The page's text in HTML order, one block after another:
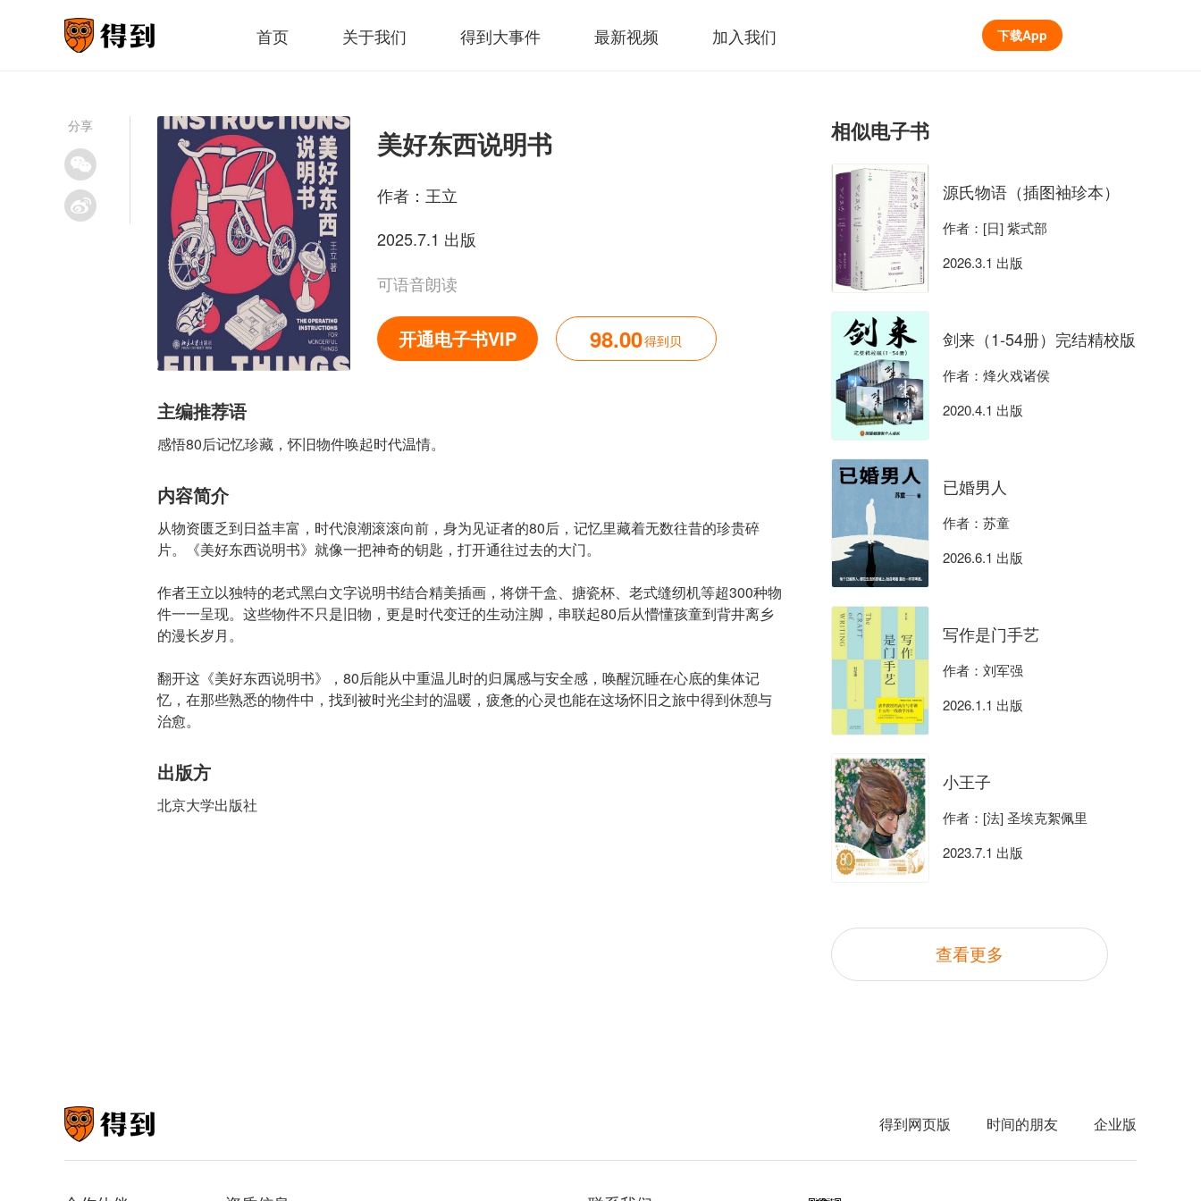
首页 关于我们 得到大事件 最新视频 加入我们 下载App
分享
美好东西说明书
作者： 王立
2025.7.1 出版
可语音朗读
开通电子书VIP 98.00得到贝
主编推荐语
感悟80后记忆珍藏，怀旧物件唤起时代温情。
内容简介
从物资匮乏到日益丰富，时代浪潮滚滚向前，身为见证者的80后，记忆里藏着无数往昔的珍贵碎
片。《美好东西说明书》就像一把神奇的钥匙，打开通往过去的大门。
作者王立以独特的老式黑白文字说明书结合精美插画，将饼干盒、搪瓷杯、老式缝纫机等超300种物
件一一呈现。这些物件不只是旧物，更是时代变迁的生动注脚，串联起80后从懵懂孩童到背井离乡
的漫长岁月。
翻开这《美好东西说明书》，80后能从中重温儿时的归属感与安全感，唤醒沉睡在心底的集体记
忆，在那些熟悉的物件中，找到被时光尘封的温暖，疲惫的心灵也能在这场怀旧之旅中得到休憩与
治愈。
出版方
北京大学出版社
相似电子书
源氏物语（插图袖珍本）
作者：[日] 紫式部
2026.3.1 出版
剑来（1-54册）完结精校版
作者：烽火戏诸侯
2020.4.1 出版
已婚男人
作者：苏童
2026.6.1 出版
写作是门手艺
作者：刘军强
2026.1.1 出版
小王子
作者：[法] 圣埃克絮佩里
2023.7.1 出版
查看更多
得到网页版 时间的朋友 企业版